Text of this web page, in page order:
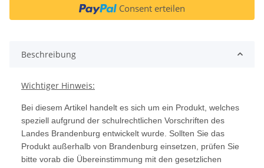
Consent erteilen
Beschreibung
Wichtiger Hinweis:
Bei diesem Artikel handelt es sich um ein Produkt, welches
speziell aufgrund der schulrechtlichen Vorschriften des
Landes Brandenburg entwickelt wurde. Sollten Sie das
Produkt außerhalb von Brandenburg einsetzen, prüfen Sie
bitte vorab die Übereinstimmung mit den gesetzlichen